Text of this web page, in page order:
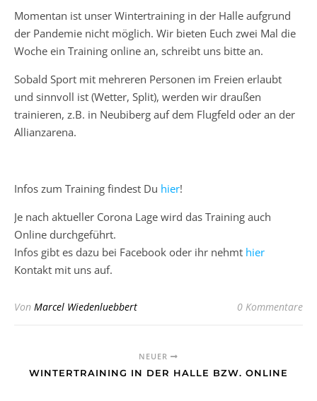
Momentan ist unser Wintertraining in der Halle aufgrund
der Pandemie nicht möglich. Wir bieten Euch zwei Mal die
Woche ein Training online an, schreibt uns bitte an.
Sobald Sport mit mehreren Personen im Freien erlaubt
und sinnvoll ist (Wetter, Split), werden wir draußen
trainieren, z.B. in Neubiberg auf dem Flugfeld oder an der
Allianzarena.
Infos zum Training findest Du hier!
Je nach aktueller Corona Lage wird das Training auch
Online durchgeführt.
Infos gibt es dazu bei Facebook oder ihr nehmt hier
Kontakt mit uns auf.
Von Marcel Wiedenluebbert 0 Kommentare
NEUER
WINTERTRAINING IN DER HALLE BZW. ONLINE